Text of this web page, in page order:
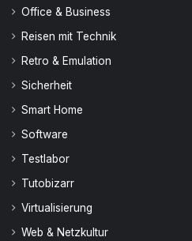
Office & Business
Reisen mit Technik
Retro & Emulation
Sicherheit
Smart Home
Software
Testlabor
Tutobizarr
Virtualisierung
Web & Netzkultur